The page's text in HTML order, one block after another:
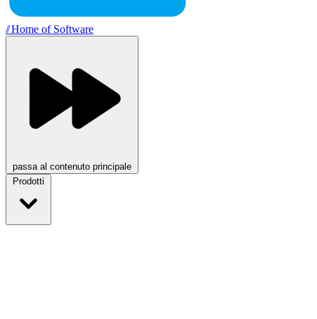
//Home of Software
passa al contenuto principale
Prodotti